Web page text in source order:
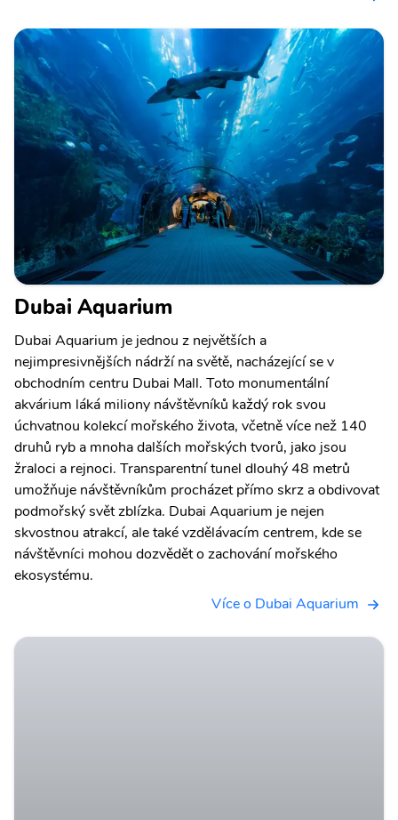
Dubai Aquarium
Dubai Aquarium je jednou z největších a
nejimpresivnějších nádrží na světě, nacházející se v
obchodním centru Dubai Mall. Toto monumentální
akvárium láká miliony návštěvníků každý rok svou
úchvatnou kolekcí mořského života, včetně více než 140
druhů ryb a mnoha dalších mořských tvorů, jako jsou
žraloci a rejnoci. Transparentní tunel dlouhý 48 metrů
umožňuje návštěvníkům procházet přímo skrz a obdivovat
podmořský svět zblízka. Dubai Aquarium je nejen
skvostnou atrakcí, ale také vzdělávacím centrem, kde se
návštěvníci mohou dozvědět o zachování mořského
ekosystému.
Více o Dubai Aquarium